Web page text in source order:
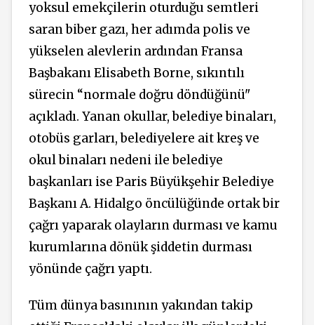
yoksul emekçilerin oturduğu semtleri
saran biber gazı, her adımda polis ve
yükselen alevlerin ardından Fransa
Başbakanı Elisabeth Borne, sıkıntılı
sürecin “normale doğru döndüğünü"
açıkladı. Yanan okullar, belediye binaları,
otobüs garları, belediyelere ait kreş ve
okul binaları nedeni ile belediye
başkanları ise Paris Büyükşehir Belediye
Başkanı A. Hidalgo öncülüğünde ortak bir
çağrı yaparak olayların durması ve kamu
kurumlarına dönük şiddetin durması
yönünde çağrı yaptı.
Tüm dünya basınının yakından takip